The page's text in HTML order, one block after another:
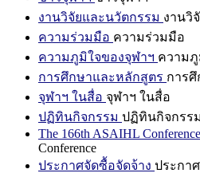
งานวิจัยและนวัตกรรม งานวิ
ความร่วมมือ ความร่วมมือ
ความภูมิใจของจุฬาฯ ความภู
การศึกษาและหลักสูตร การ
จุฬาฯ ในสื่อ จุฬาฯ ในสื่อ
ปฏิทินกิจกรรม ปฏิทินกิจกรรม
The 166th ASAIHL Conference
Conference
ประกาศจัดซื้อจัดจ้าง ประกา